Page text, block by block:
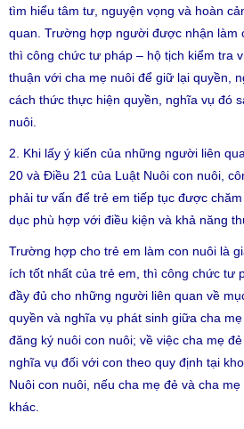
tìm hiểu tâm tư, nguyện vọng và hoàn
quan. Trường hợp người được nhận làm
thì công chức tư pháp – hộ tịch kiểm tra
thuận với cha mẹ nuôi để giữ lại quyền,
cách thức thực hiện quyền, nghĩa vụ đó
nuôi.
2. Khi lấy ý kiến của những người liên
20 và Điều 21 của Luật Nuôi con nuôi,
phải tư vấn để trẻ em tiếp tục được
dục phù hợp với điều kiện và khả năng
Trường hợp cho trẻ em làm con nuôi là
ích tốt nhất của trẻ em, thì công chức tư
đầy đủ cho những người liên quan về
quyền và nghĩa vụ phát sinh giữa cha
đăng ký nuôi con nuôi; về việc cha mẹ
nghĩa vụ đối với con theo quy định tại
Nuôi con nuôi, nếu cha mẹ đẻ và cha
khác.